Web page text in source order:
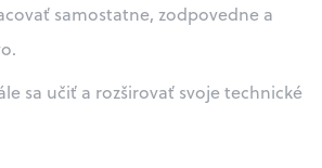
samostatne, zodpovedne a
sa učiť a rozširovať svoje technické